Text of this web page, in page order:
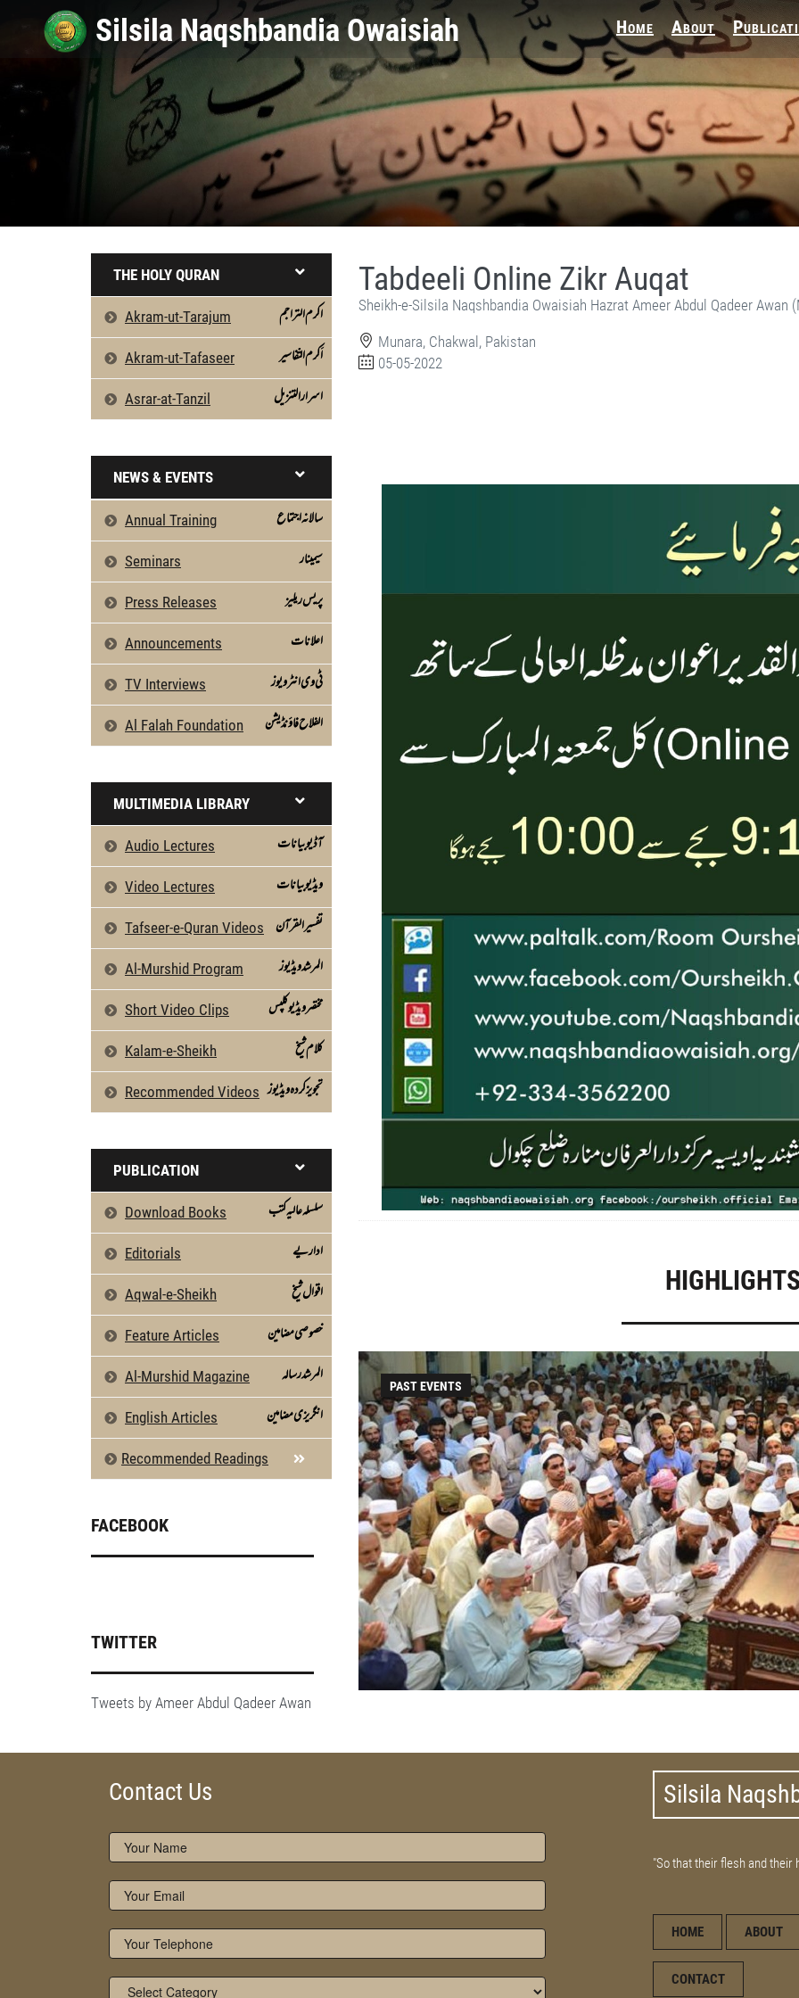
Home About
THE HOLY QURAN
Akram-ut-Tarajum اکرم التراجم
Akram-ut-Tafaseer اَکرم التّفاسیر
Asrar-at-Tanzil اسرارالتنزیل
NEWS & EVENTS
Annual Training سالانہ اجتماع
Seminars سیمینار
Press Releases پریس ریلیز
Announcements اعلانات
TV Interviews ٹی وی انٹرویوز
Al Falah Foundation الفلاح فاؤنڈیشن
MULTIMEDIA LIBRARY
Audio Lectures آڈیو بیانات
Video Lectures ویڈیو بیانات
Tafseer-e-Quran Videos تفسیرالقرآن
Al-Murshid Program المرشد ویڈیوز
Short Video Clips مختصر ویڈیو کلپس
Kalam-e-Sheikh كلام شیخ
Recommended Videos تجویز کردہ ویڈیوز
PUBLICATION
Download Books سلسلہ عالیہ کتب
Editorials اداریے
Aqwal-e-Sheikh اقوال شیخ
Feature Articles خصوصی مضامین
Al-Murshid Magazine المرشد رسالہ
English Articles انگریزی مضامین
Recommended Readings
FACEBOOK
TWITTER
Tweets by Ameer Abdul Qadeer Awan
Tabdeeli Online Zikr Auqat
Sheikh-e-Silsila Naqshbandia Owaisiah Hazrat Ameer Abdul Qadeer Awan
Munara, Chakwal, Pakistan
05-05-2022
PAST EVENTS
Contact Us Silsila
"So that their flesh and their
HOME ABOUT
CONTACT